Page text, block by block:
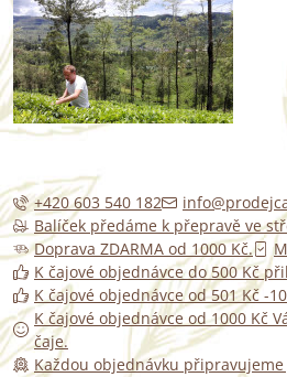
+420 603 540 182
Balíček předáme k přepravě ve
Doprava ZDARMA od 1000 Kč.
K čajové objednávce do 500 Kč
K čajové objednávce od 501 Kč -
K čajové objednávce od 1000 Kč
čaje.
Každou objednávku